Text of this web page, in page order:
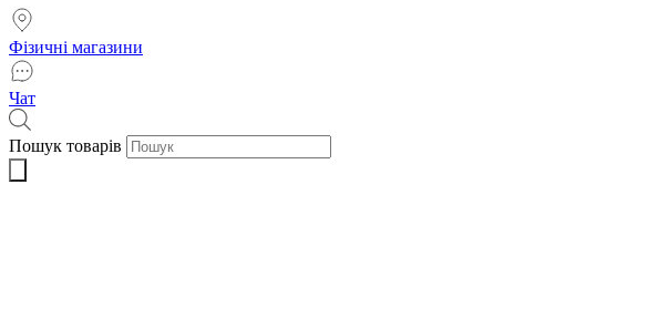
Фізичні магазини
Чат
Пошук товарів